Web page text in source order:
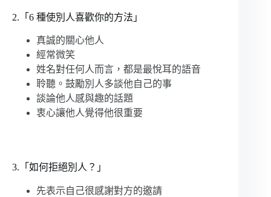
2.「6 種使別人喜歡你的方法」
真誠的關心他人
經常微笑
姓名對任何人而言，都是最悅耳的語音
聆聽。鼓勵別人多談他自己的事
談論他人感與趣的話題
衷心讓他人覺得他很重要
3.「如何拒絕別人？」
先表示自己很感謝對方的邀請